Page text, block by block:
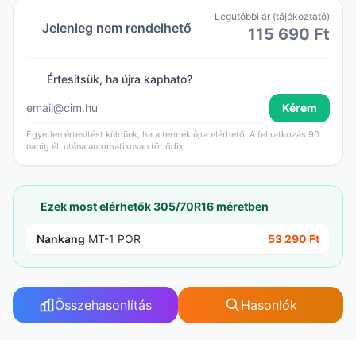
Jelenleg nem rendelhető
Legutóbbi ár (tájékoztató)
115 690 Ft
Értesítsük, ha újra kapható?
Kérem
Egyetlen értesítést küldünk, ha a termék újra elérhető. A feliratkozás 90
napig él, utána automatikusan törlődik.
Ezek most elérhetők 305/70R16 méretben
Nankang MT-1 POR 53 290 Ft
Összehasonlítás Hasonlók